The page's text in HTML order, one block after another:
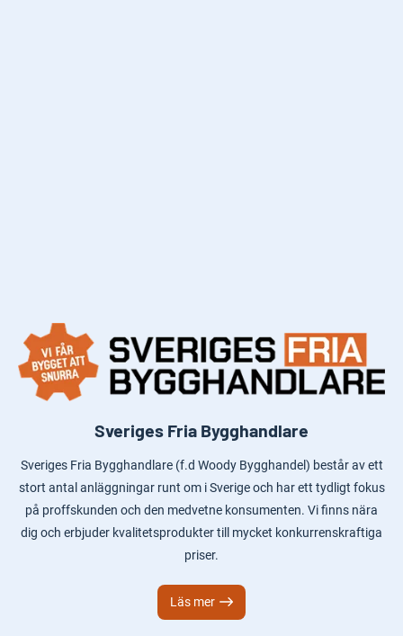
Sveriges Fria Bygghandlare
Sveriges Fria Bygghandlare (f.d Woody Bygghandel) består av ett
stort antal anläggningar runt om i Sverige och har ett tydligt fokus
på proffskunden och den medvetne konsumenten. Vi finns nära
dig och erbjuder kvalitetsprodukter till mycket konkurrenskraftiga
priser.
Läs mer